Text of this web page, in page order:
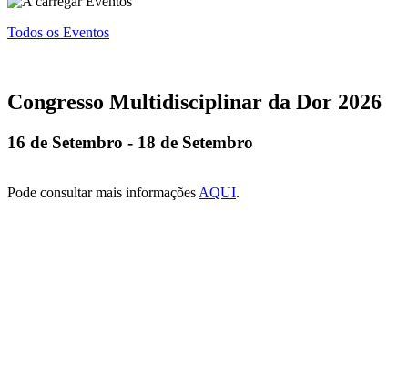
Todos os Eventos
Congresso Multidisciplinar da Dor 2026
16 de Setembro - 18 de Setembro
Pode consultar mais informações AQUI.